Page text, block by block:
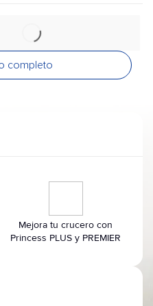
completo
Mejora tu crucero con
Princess PLUS y PREMIER